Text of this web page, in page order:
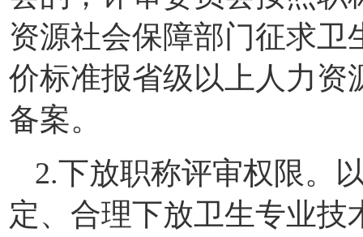
资源社会保障部门征求卫
价标准报省级以上人力资
备案。
2.下放职称评审权限。
定、合理下放卫生专业